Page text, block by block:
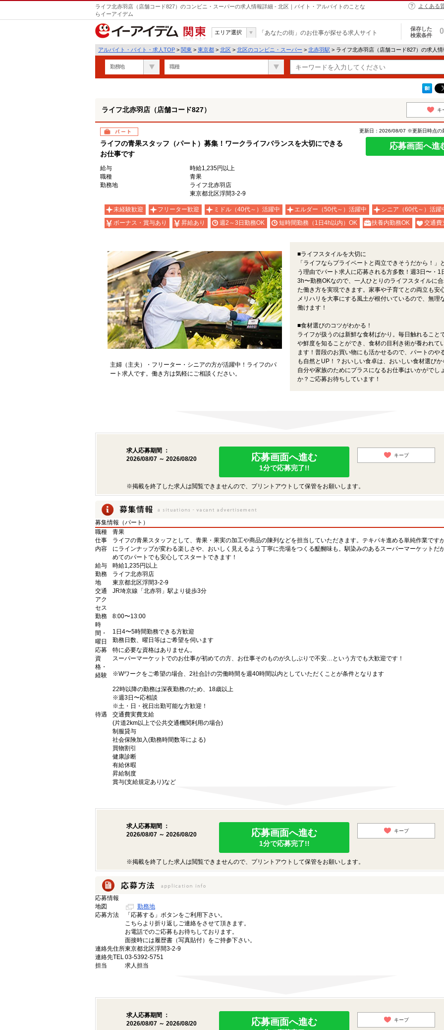
ライフ北赤羽店（店舗コード827）のコンビニ・スーパーの求人情報詳細 - 北区｜バイト・アルバイトのことな
らイーアイデム
よくある
関東
エリア選択 「あなたの街」のお仕事が探せる求人サイト
保存した
検索条件
0
アルバイト・バイト・求人TOP > 関東 > 東京都 > 北区 > 北区のコンビニ・スーパー > 北赤羽駅 > ライフ北赤羽店（店舗コード827）の求人
勤務地 職種
ライフ北赤羽店（店舗コード827） キ
パート
ライフの青果スタッフ（パート）募集！ワークライフバランスを大切にできる
お仕事です
更新日：2026/08/07 ※更新日時点の
応募画面へ進
給与
時給1,235円以上
職種
青果
勤務地
ライフ北赤羽店
東京都北区浮間3-2-9
未経験歓迎 フリーター歓迎 ミドル（40代～）活躍中 エルダー（50代～）活躍中
シニア（60代～）活躍
ボーナス・賞与あり
昇給あり 週2～3日勤務OK 短時間勤務（1日4h以内）OK 扶養内勤務OK 交通費
主婦（主夫）・フリーター・シニアの方が活躍中！ライフのパ
ート求人です。働き方は気軽にご相談ください。
■ライフスタイルを大切に
「ライフならプライベートと両立できそうだから！」
う理由でパート求人に応募される方多数！週3日〜・1
3h〜勤務OKなので、一人ひとりのライフスタイルに
た働き方を実現できます。家事や子育てとの両立も安
メリハリを大事にする風土が根付いているので、無理
働けます！
■食材選びのコツがわかる！
ライフが扱うのは新鮮な食材ばかり。毎日触れること
や鮮度を知ることができ、食材の目利き術が養われて
ます！普段のお買い物にも活かせるので、パートのや
も自然とUP！？おいしい食卓は、おいしい食材選びか
自分や家族のためにプラスになるお仕事はいかがでし
か？ご応募お待ちしています！
求人応募期間 ：
2026/08/07 ～ 2026/08/20
応募画面へ進む
1分で応募完了!!
キープ
※掲載を終了した求人は閲覧できませんので、プリントアウトして保管をお願いします。
募集情報（パート）
職種
青果
仕事
内容
ライフの青果スタッフとして、青果・果実の加工や商品の陳列などを担当していただきます。テキパキ進める単純作業です
にラインナップが変わる楽しさや、おいしく見えるよう丁寧に売場をつくる醍醐味も。馴染みのあるスーパーマーケットだ
めてのパートでも安心してスタートできます！
給与
時給1,235円以上
勤務
地
ライフ北赤羽店
東京都北区浮間3-2-9
交通
アク
セス
JR埼京線「北赤羽」駅より徒歩3分
勤務
時
間・
曜日
8:00〜13:00
1日4〜5時間勤務できる方歓迎
勤務日数、曜日等はご希望を伺います
応募
資
格・
経験
特に必要な資格はありません。
スーパーマーケットでのお仕事が初めての方、お仕事そのものが久しぶりで不安…という方でも大歓迎です！
※Wワークをご希望の場合、2社合計の労働時間を週40時間以内としていただくことが条件となります
22時以降の勤務は深夜勤務のため、18歳以上
※週3日〜応相談
※土・日・祝日出勤可能な方歓迎！
待遇
交通費実費支給
(片道2km以上で公共交通機関利用の場合)
制服貸与
社会保険加入(勤務時間数等による)
買物割引
健康診断
有給休暇
昇給制度
賞与(支給規定あり)など
求人応募期間 ：
2026/08/07 ～ 2026/08/20
応募画面へ進む
1分で応募完了!!
キープ
※掲載を終了した求人は閲覧できませんので、プリントアウトして保管をお願いします。
応募情報
地図
勤務地
応募方法
「応募する」ボタンをご利用下さい。
こちらより折り返しご連絡をさせて頂きます。
お電話でのご応募もお待ちしております。
面接時には履歴書（写真貼付）をご持参下さい。
連絡先住所東京都北区浮間3-2-9
連絡先TEL03-5392-5751
担当
求人担当
求人応募期間 ：
2026/08/07 ～ 2026/08/20
応募画面へ進む キープ